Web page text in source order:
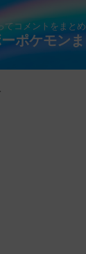
てコメントをまとめ
ポケモン